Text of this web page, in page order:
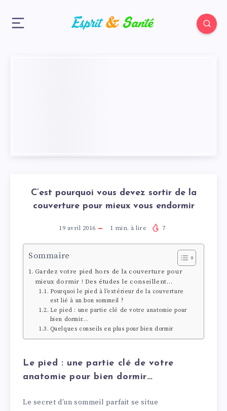
C’est pourquoi vous devez sortir de la
couverture pour mieux vous endormir
19 avril 2016 1 min. à lire 7
Sommaire
Gardez votre pied hors de la couverture pour
mieux dormir ! Des études le conseillent…
Pourquoi le pied à l’extérieur de la couverture
est lié à un bon sommeil ?
Le pied : une partie clé de votre anatomie pour
bien dormir…
Quelques conseils en plus pour bien dormir
Le pied : une partie clé de votre
anatomie pour bien dormir…
Le secret d’un sommeil parfait se situe